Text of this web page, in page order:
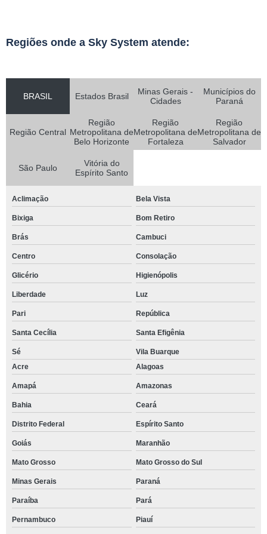
Regiões onde a Sky System atende:
BRASIL Estados Brasil
Minas Gerais -
Cidades
Municípios do
Paraná
Região Central
Região
Metropolitana de
Belo Horizonte
Região
Metropolitana de
Fortaleza
Região
Metropolitana de
Salvador
São Paulo
Vitória do
Espírito Santo
Aclimação Bela Vista
Bixiga Bom Retiro
Brás Cambuci
Centro Consolação
Glicério Higienópolis
Liberdade Luz
Pari República
Santa Cecília Santa Efigênia
Sé
Vila Buarque
Acre
Alagoas
Amapá Amazonas
Bahia Ceará
Distrito Federal Espírito Santo
Goiás Maranhão
Mato Grosso Mato Grosso do Sul
Minas Gerais Paraná
Paraíba Pará
Pernambuco Piauí